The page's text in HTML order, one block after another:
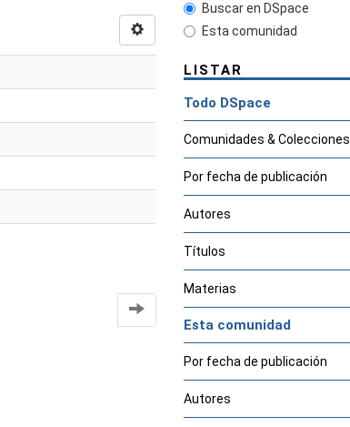
Buscar en DSpace
Esta comunidad
LISTAR
Todo DSpace
Comunidades & Colecciones
Por fecha de publicación
Autores
Títulos
Materias
Esta comunidad
Por fecha de publicación
Autores